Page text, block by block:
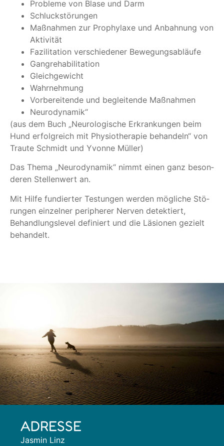
Pro­bleme von Blase und Darm
Schluck­stö­run­gen
Maß­nah­men zur Pro­phy­laxe und Anbah­nung von
Akti­vi­tät
Fazi­li­ta­tion ver­schie­de­ner Bewe­gungs­ab­läufe
Gangre­ha­bi­li­ta­tion
Gleich­ge­wicht
Wahr­neh­mung
Vor­be­rei­tende und beglei­tende Maß­nah­men
Neu­ro­dy­na­mik“
(aus dem Buch „Neu­ro­lo­gi­sche Erkran­kun­gen beim
Hund erfolg­reich mit Phy­sio­the­ra­pie behan­deln“ von
Traute Schmidt und Yvonne Mül­ler)
Das Thema „Neu­ro­dy­na­mik“ nimmt einen ganz beson­
de­ren Stel­len­wert an.
Mit Hilfe fun­dier­ter Tes­tun­gen wer­den mög­li­che Stö­
run­gen ein­zel­ner peri­phe­rer Ner­ven detek­tiert,
Behand­lungs­le­vel defi­niert und die Läsio­nen gezielt
behan­delt.
ADRESSE
Jasmin Linz